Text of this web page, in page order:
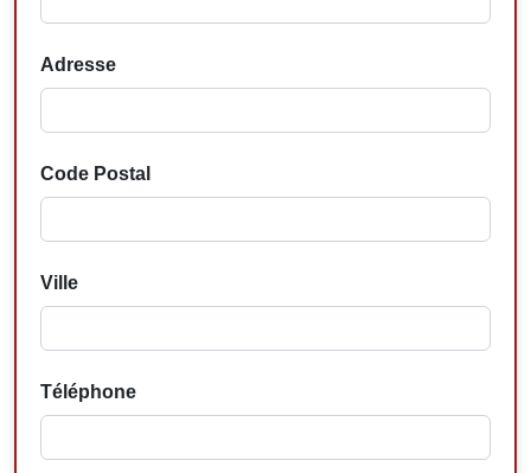
Adresse
Code Postal
Ville
Téléphone